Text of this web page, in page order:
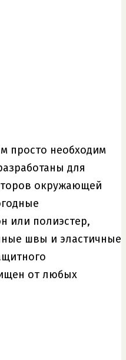
просто необходим
для
окружающей
или полиэстер,
швы и эластичные
от любых